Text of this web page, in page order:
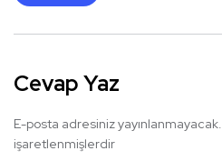
Cevap Yaz
E-posta adresiniz yayınlanmayacak.
işaretlenmişlerdir